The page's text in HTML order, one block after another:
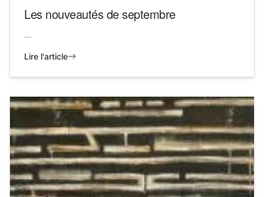
Les nouveautés de septembre
...
Lire l'article